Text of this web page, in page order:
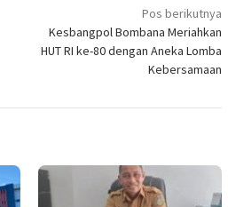
Pos berikutnya
Kesbangpol Bombana Meriahkan
HUT RI ke-80 dengan Aneka Lomba
Kebersamaan